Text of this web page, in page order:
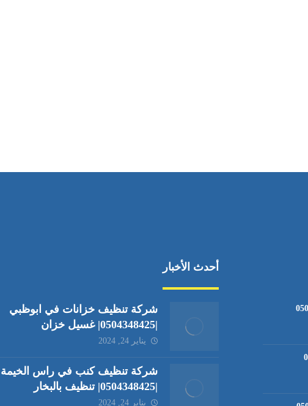
أحدث الأخبار
شركة تنظيف خزانات في ابوظبي
|0504348425| غسيل خزان
يناير 24, 2024
شركة تنظيف كنب في راس الخيمة
|0504348425| تنظيف بالبخار
يناير 24, 2024